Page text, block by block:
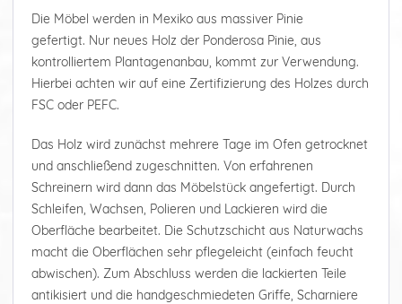
Die Möbel werden in Mexiko aus massiver Pinie
gefertigt. Nur neues Holz der Ponderosa Pinie, aus
kontrolliertem Plantagenanbau, kommt zur Verwendung.
Hierbei achten wir auf eine Zertifizierung des Holzes durch
FSC oder PEFC.
Das Holz wird zunächst mehrere Tage im Ofen getrocknet
und anschließend zugeschnitten. Von erfahrenen
Schreinern wird dann das Möbelstück angefertigt. Durch
Schleifen, Wachsen, Polieren und Lackieren wird die
Oberfläche bearbeitet. Die Schutzschicht aus Naturwachs
macht die Oberflächen sehr pflegeleicht (einfach feucht
abwischen). Zum Abschluss werden die lackierten Teile
antikisiert und die handgeschmiedeten Griffe, Scharniere